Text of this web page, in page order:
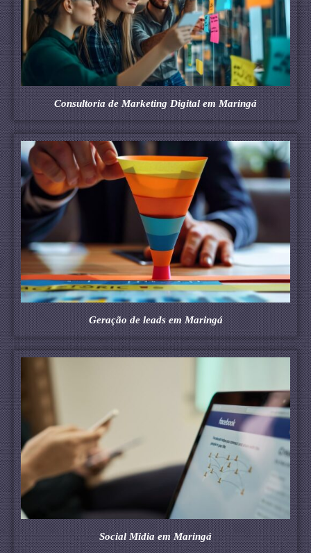
Consultoria de Marketing Digital em Maringá
Geração de leads em Maringá
Social Midia em Maringá